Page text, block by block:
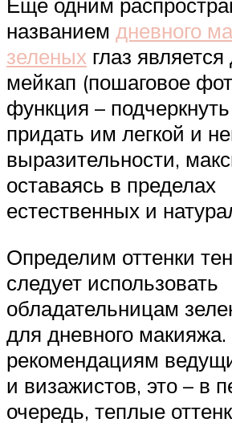
названием дневного
зеленых глаз
мейкап (пошаговое
функция – подчеркнуть
придать им легкой и
выразительности,
оставаясь в пределах
естественных и
Определим оттенки
следует использовать
обладательницам
для дневного
рекомендациям
и визажистов, это – в
очередь, теплые